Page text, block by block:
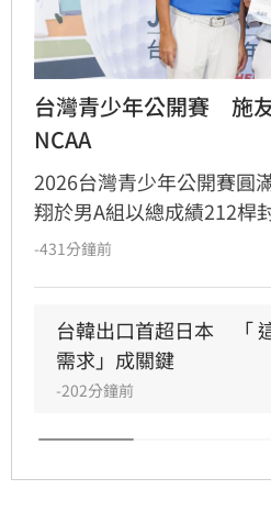
台灣青少年公開賽　施
NCAA
2026台灣青少年公開賽圓
翔於男A組以總成績212桿
下完美句點。本屆賽事日
堃祐亦在男D組奪冠。此
賽，最終由日本清水陽菜勝
-431分鐘前
台韓出口首超日本　「
需求」成關鍵
-202分鐘前